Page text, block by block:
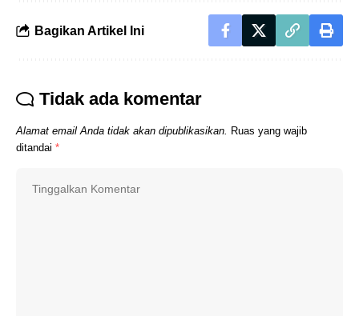
Bagikan Artikel Ini
Tidak ada komentar
Alamat email Anda tidak akan dipublikasikan. Ruas yang wajib
ditandai *